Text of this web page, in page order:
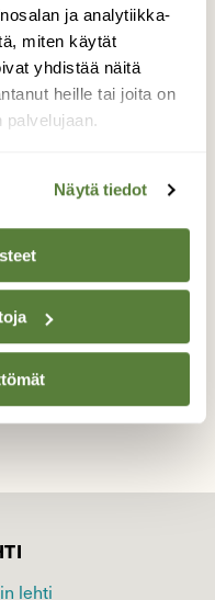
ja analytiikka-
miten käytät
yhdistää näitä
heille tai joita on
palvelujaan.
Näytä tiedot
, mustapää- ja
en saanut niitä
sen sijaa
on
rikkaaksi.
Kajaani 26.6.2026
lehti